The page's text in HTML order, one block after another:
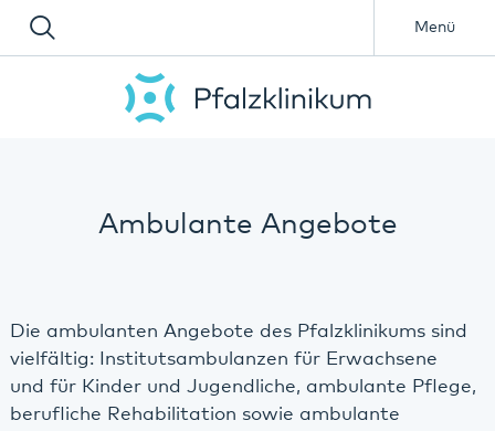
Menü
Ambulante Angebote
Die ambulanten Angebote des Pfalzklinikums sind
vielfältig: Institutsambulanzen für Erwachsene
und für Kinder und Jugendliche, ambulante Pflege,
berufliche Rehabilitation sowie ambulante